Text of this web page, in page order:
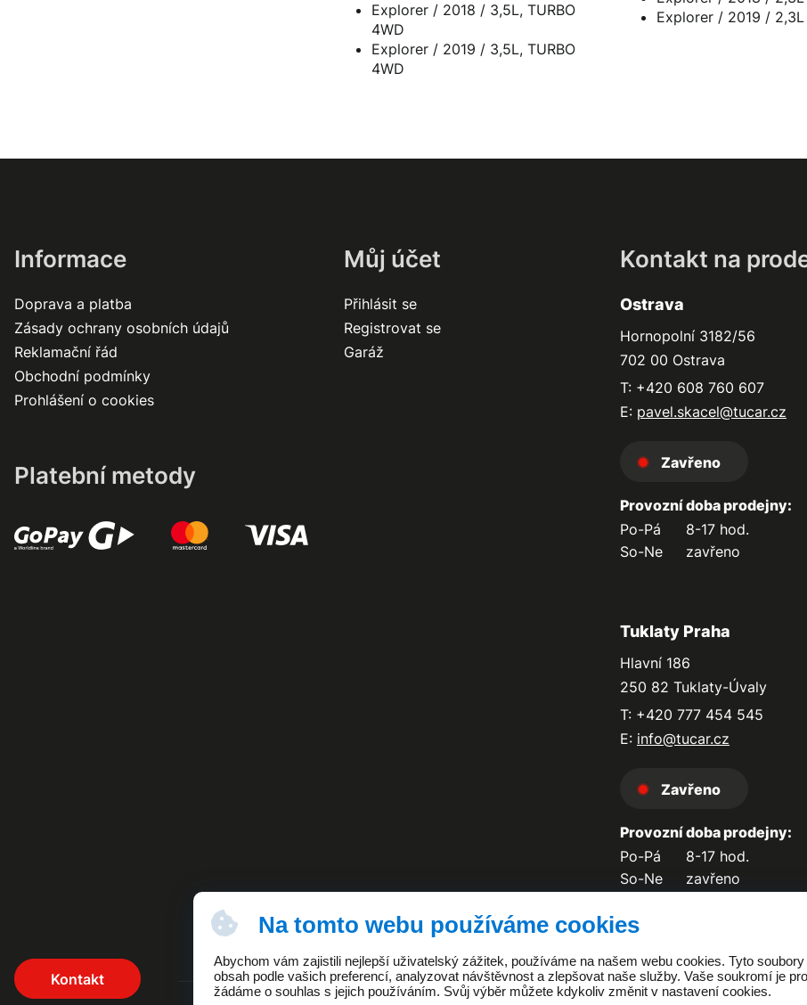
Na tomto webu používáme cookies
Abychom vám zajistili nejlepší uživatelský zážitek, používáme na našem webu cookies. Tyto
obsah podle vašich preferencí, analyzovat návštěvnost a zlepšovat naše služby. Vaše soukromí je
žádáme o souhlas s jejich používáním. Svůj výběr můžete kdykoliv změnit v nastavení cookies.
Explorer / 2018 / 3,5L, TURBO
4WD
Explorer / 2019 / 3,5L, TURBO
4WD
Explorer / 2019 / 2,3L
Informace
Doprava a platba
Zásady ochrany osobních údajů
Reklamační řád
Obchodní podmínky
Prohlášení o cookies
Platební metody
Můj účet
Přihlásit se
Registrovat se
Garáž
Kontakt na
Ostrava
Hornopolní 3182/56
702 00 Ostrava
T: +420 608 760 607
E: pavel.skacel@tucar.cz
Zavřeno
Provozní doba prodejny:
Po-Pá
8-17 hod.
So-Ne
zavřeno
Tuklaty Praha
Hlavní 186
250 82 Tuklaty-Úvaly
T: +420 777 454 545
E: info@tucar.cz
Zavřeno
Provozní doba prodejny:
Po-Pá
8-17 hod.
So-Ne
zavřeno
Kontakt